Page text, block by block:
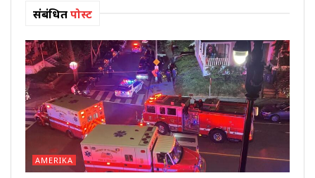
संबंधितपोस्ट
AMERIKA